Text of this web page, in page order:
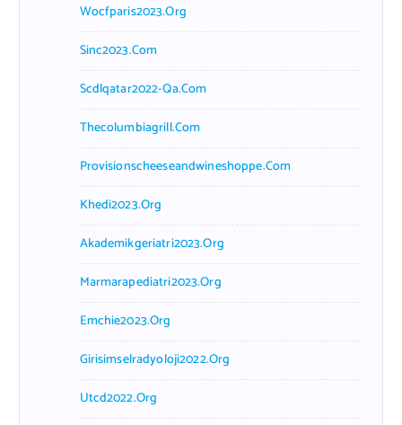
Wocfparis2023.org
Sinc2023.com
Scdlqatar2022-Qa.com
Thecolumbiagrill.com
Provisionscheeseandwineshoppe.com
Khedi2023.org
Akademikgeriatri2023.org
Marmarapediatri2023.org
Emchie2023.org
Girisimselradyoloji2022.org
Utcd2022.org